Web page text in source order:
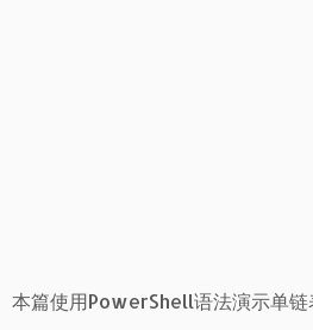
本篇使用PowerShell语法演示单链